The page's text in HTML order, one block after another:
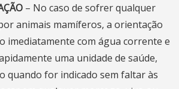
– No caso de sofrer qualquer
animais mamíferos, a orientação
imediatamente com água corrente e
uma unidade de saúde,
quando for indicado sem faltar às